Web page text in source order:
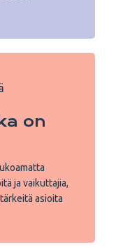
on
ja vaikuttajia,
asioita